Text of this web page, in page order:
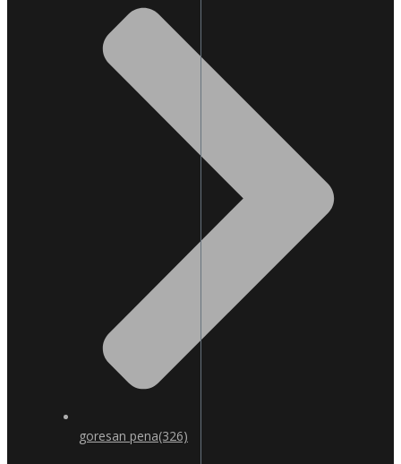
goresan pena(326)